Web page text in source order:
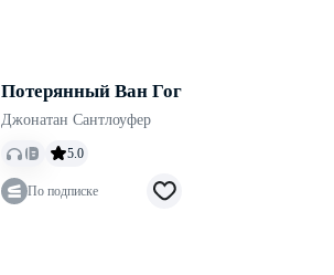
Потерянный Ван Гог
Джонатан Сантлоуфер
5.0
По подписке